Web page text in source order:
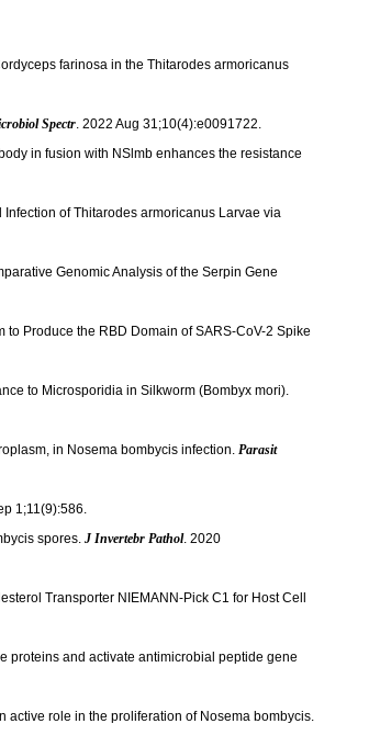
farinosa in the Thitarodes armoricanus
Spectr. 2022 Aug 31;10(4):e0091722.
in fusion with NSlmb enhances the resistance
of Thitarodes armoricanus Larvae via
Genomic Analysis of the Serpin Gene
to Produce the RBD Domain of SARS-CoV-2 Spike
to Microsporidia in Silkworm (Bombyx mori).
in Nosema bombycis infection. Parasit
1;11(9):586.
spores. J Invertebr Pathol. 2020
Transporter NIEMANN-Pick C1 for Host Cell
proteins and activate antimicrobial peptide gene
active role in the proliferation of Nosema bombycis.